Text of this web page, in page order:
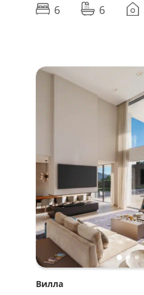
6 6
Вилла